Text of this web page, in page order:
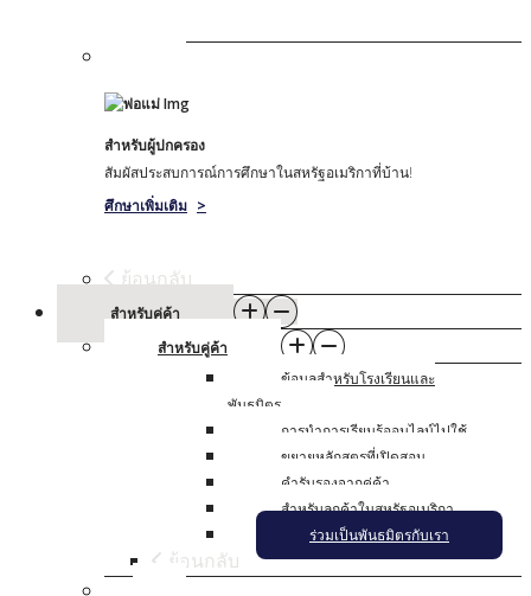
สําหรับผู้ปกครอง
สัมผัสประสบการณ์การศึกษาในสหรัฐอเมริกาที่บ้าน!
ศึกษาเพิ่มเติม >
ย้อนกลับ
สําหรับคู่ค้า
สําหรับคู่ค้า
ข้อมูลสําหรับโรงเรียนและ
พันธมิตร
การนําการเรียนรู้ออนไลน์ไปใช้
ขยายหลักสูตรที่เปิดสอน
คํารับรองจากคู่ค้า
สําหรับลูกค้าในสหรัฐอเมริกา
ร่วมเป็นพันธมิตรกับเรา
ย้อนกลับ